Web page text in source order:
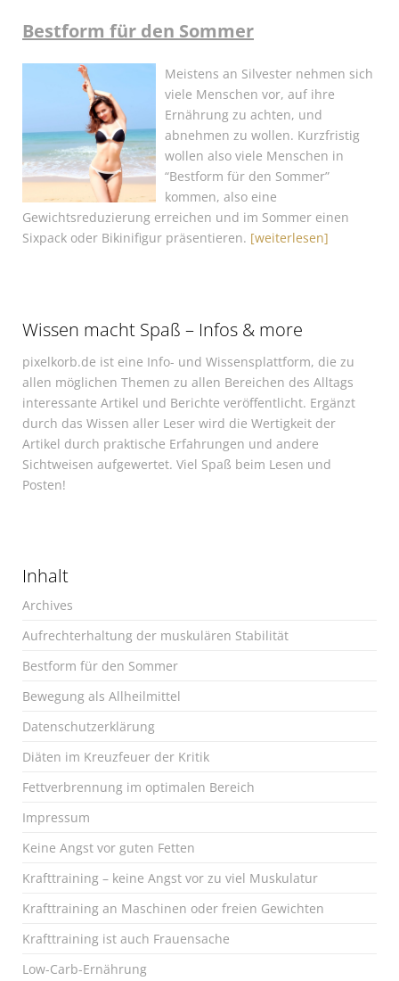
Bestform für den Sommer
Meistens an Silvester nehmen sich
viele Menschen vor, auf ihre
Ernährung zu achten, und
abnehmen zu wollen. Kurzfristig
wollen also viele Menschen in
“Bestform für den Sommer”
kommen, also eine
Gewichtsreduzierung erreichen und im Sommer einen
Sixpack oder Bikinifigur präsentieren. [weiterlesen]
Wissen macht Spaß – Infos & more
pixelkorb.de ist eine Info- und Wissensplattform, die zu
allen möglichen Themen zu allen Bereichen des Alltags
interessante Artikel und Berichte veröffentlicht. Ergänzt
durch das Wissen aller Leser wird die Wertigkeit der
Artikel durch praktische Erfahrungen und andere
Sichtweisen aufgewertet. Viel Spaß beim Lesen und
Posten!
Inhalt
Archives
Aufrechterhaltung der muskulären Stabilität
Bestform für den Sommer
Bewegung als Allheilmittel
Datenschutzerklärung
Diäten im Kreuzfeuer der Kritik
Fettverbrennung im optimalen Bereich
Impressum
Keine Angst vor guten Fetten
Krafttraining – keine Angst vor zu viel Muskulatur
Krafttraining an Maschinen oder freien Gewichten
Krafttraining ist auch Frauensache
Low-Carb-Ernährung